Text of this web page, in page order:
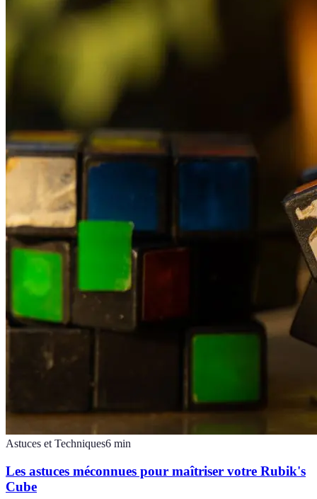
Astuces et Techniques6 min
Les astuces méconnues pour maîtriser votre Rubik's
Cube